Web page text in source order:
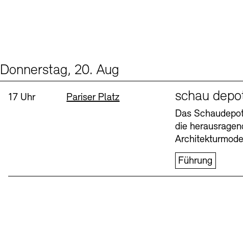
Donnerstag, 20. Aug
Uhrzeit:
17 Uhr Standort
Pariser Platz schau
Das
die
Führung